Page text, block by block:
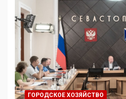
ГОРОДСКОЕ ХОЗЯЙСТВО